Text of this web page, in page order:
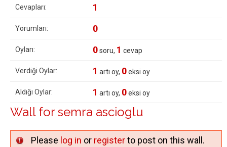
Cevapları: 1
Yorumları: 0
Oyları: 0soru, 1 cevap
Verdiği Oylar: 1 artı oy, 0eksi oy
Aldığı Oylar: 1 artı oy, 0eksi oy
Wall for semra ascioglu
Please log in or registerto post on this wall.